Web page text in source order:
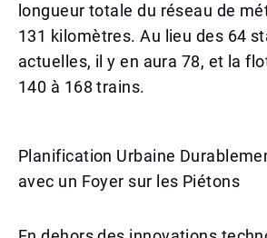
longueur totale du réseau de
131 kilomètres. Au lieu des 64
actuelles, il y en aura 78, et la
140 à 168 trains.
Planification Urbaine
avec un Foyer sur les Piétons